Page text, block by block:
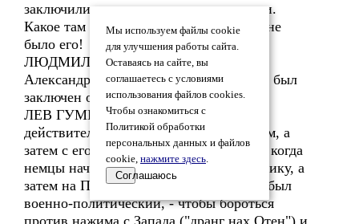
заключили мир с татарами и монголами.
Какое там завоевание! Какое там иго - не
было его!
ЛЮДМИЛА АНТИПОВА: Но союз
Александра Невского с Батыем вряд ли был
заключен от хорошей жизни…
ЛЕВ ГУМИЛЕВ: Александр Невский,
действительно, заключил союз с Батыем, а
затем с его братом Берке, только тогда, когда
немцы начали наступление на Прибалтику, а
затем на Псков и Новгород. Союз этот был
военно-политический, - чтобы бороться
против нажима с Запада ("дранг нах Отен") и
Мы используем файлы cookie
для улучшения работы сайта.
Оставаясь на сайте, вы
соглашаетесь с условиями
использования файлов cookies.
Чтобы ознакомиться с
Политикой обработки
персональных данных и файлов
cookie, нажмите здесь.
Соглашаюсь